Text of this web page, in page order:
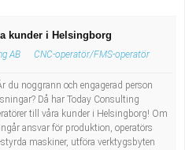
kunder i Helsingborg
AB CNC-operatör/FMS-operatör
du noggrann och engagerad person
Då har Today Consulting
till våra kunder i Helsingborg! Om
ansvar för produktion, operatörs
maskiner, utföra verktygsbyten